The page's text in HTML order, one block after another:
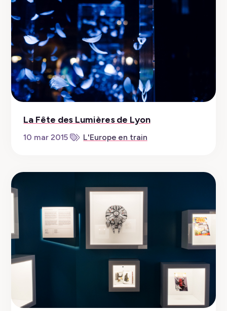
La Fête des Lumières de Lyon
10 mar 2015 L'Europe en train